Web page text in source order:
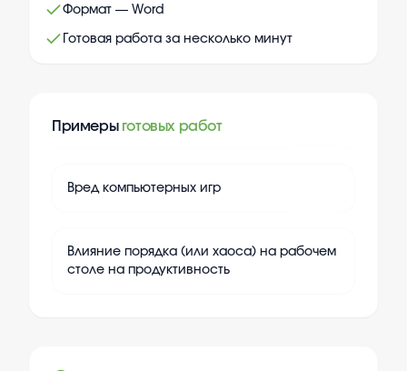
Формат — Word
Готовая работа за несколько минут
Примеры готовых работ
Вред компьютерных игр
Влияние порядка (или хаоса) на рабочем
столе на продуктивность